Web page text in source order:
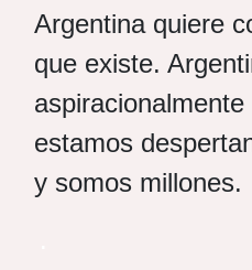
Argentina quiere
que existe.
estamos
y somos millones.